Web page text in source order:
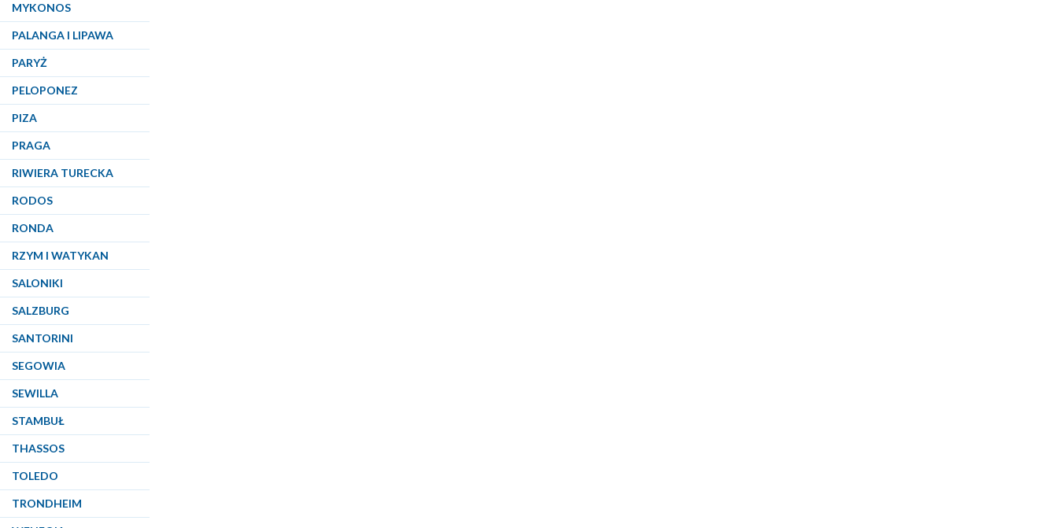
MYKONOS
PALANGA I LIPAWA
PARYŻ
PELOPONEZ
PIZA
PRAGA
RIWIERA TURECKA
RODOS
RONDA
RZYM I WATYKAN
SALONIKI
SALZBURG
SANTORINI
SEGOWIA
SEWILLA
STAMBUŁ
THASSOS
TOLEDO
TRONDHEIM